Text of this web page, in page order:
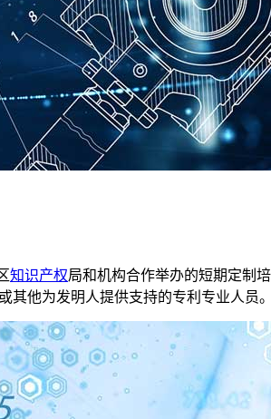
知识产权局和机构合作举办的短期定制
其他为发明人提供支持的专利专业人员。